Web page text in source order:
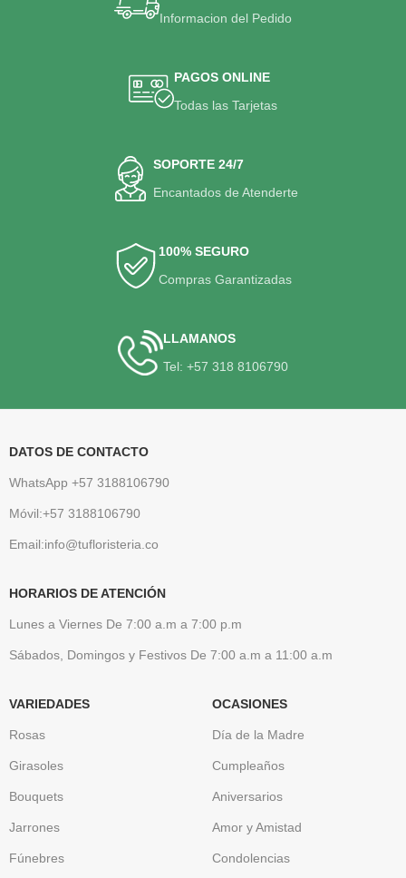
Informacion del Pedido
PAGOS ONLINE
Todas las Tarjetas
SOPORTE 24/7
Encantados de Atenderte
100% SEGURO
Compras Garantizadas
LLAMANOS
Tel: +57 318 8106790
DATOS DE CONTACTO
WhatsApp +57 3188106790
Móvil:+57 3188106790
Email:info@tufloristeria.co
HORARIOS DE ATENCIÓN
Lunes a Viernes De 7:00 a.m a 7:00 p.m
Sábados, Domingos y Festivos De 7:00 a.m a 11:00 a.m
VARIEDADES
Rosas
Girasoles
Bouquets
Jarrones
Fúnebres
OCASIONES
Día de la Madre
Cumpleaños
Aniversarios
Amor y Amistad
Condolencias